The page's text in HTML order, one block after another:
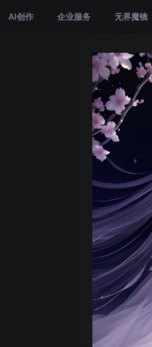
AI创作 企业服务 无界魔镜